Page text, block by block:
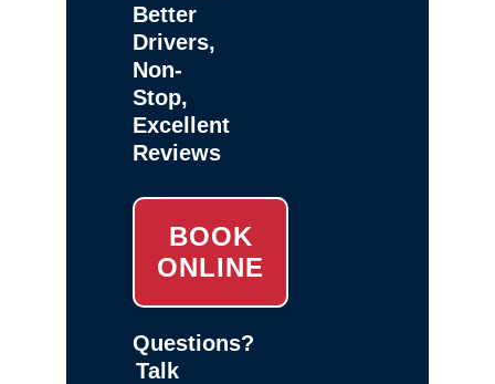
Better
Drivers,
Non-
Stop,
Excellent
Reviews
BOOK
ONLINE
Questions?
Talk